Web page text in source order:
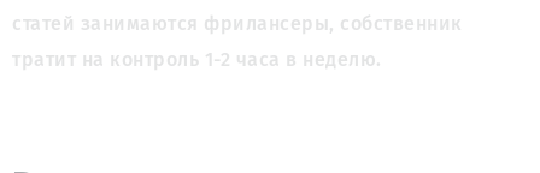
статей занимаются фрилансеры, собственник
тратит на контроль 1-2 часа в неделю.